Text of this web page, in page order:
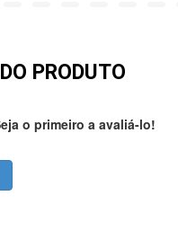
PRODUTO
o primeiro a avaliá-lo!